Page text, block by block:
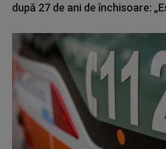
după 27 de ani de închisoare: